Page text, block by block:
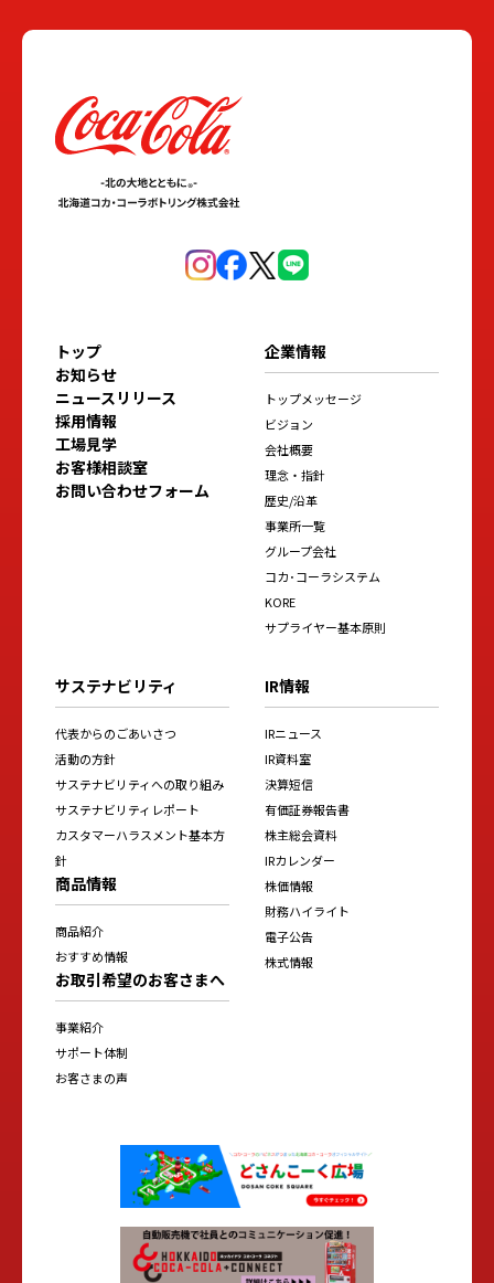
トップ
お知らせ
ニュースリリース
採用情報
工場見学
お客様相談室
お問い合わせフォーム
企業情報
トップメッセージ
ビジョン
会社概要
理念・指針
歴史/沿革
事業所一覧
グループ会社
コカ･コーラシステム
KORE
サプライヤー基本原則
サステナビリティ
代表からのごあいさつ
活動の方針
サステナビリティへの取り組み
サステナビリティレポート
カスタマーハラスメント基本方
針
商品情報
商品紹介
おすすめ情報
お取引希望のお客さまへ
事業紹介
サポート体制
お客さまの声
IR情報
IRニュース
IR資料室
決算短信
有価証券報告書
株主総会資料
IRカレンダー
株価情報
財務ハイライト
電子公告
株式情報